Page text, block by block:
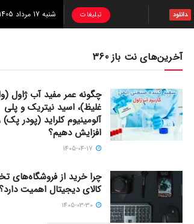
دانلود تبلیغات شنبه 17 مرداد 1405
آخرین‌های نت باز 360
چگونه عمر مفید آب ژاول
غلیظ)، اسید نیتریک و پلی
آلومینیوم کلراید (پودر پک)
افزایش دهیم؟
چرا خرید از فروشگاه‌های
کالای دیجیتال اهمیت